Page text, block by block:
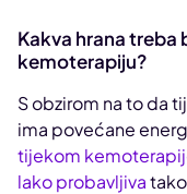
Kakva hrana treba
kemoterapiju?
S obzirom na to da
ima povećane
tijekom
lako probavljiva